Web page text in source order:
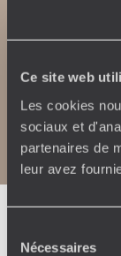
Ce site web
Les cookies
sociaux et
partenaires de
leur avez
Nécessaires